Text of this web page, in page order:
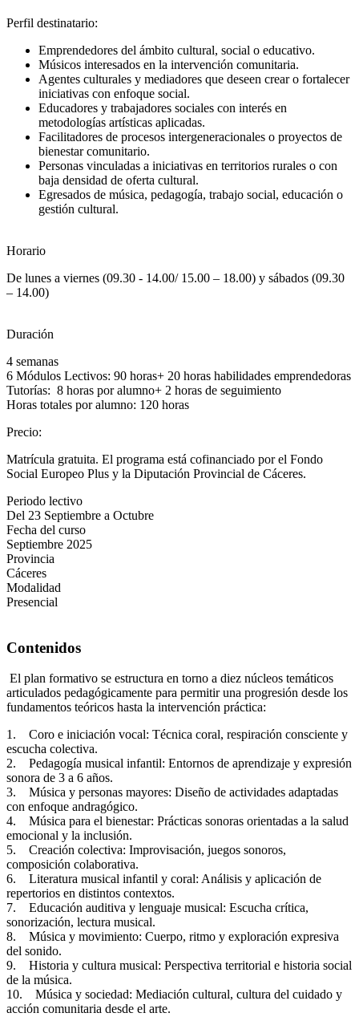
Perfil destinatario:
Emprendedores del ámbito cultural, social o educativo.
Músicos interesados en la intervención comunitaria.
Agentes culturales y mediadores que deseen crear o fortalecer
iniciativas con enfoque social.
Educadores y trabajadores sociales con interés en
metodologías artísticas aplicadas.
Facilitadores de procesos intergeneracionales o proyectos de
bienestar comunitario.
Personas vinculadas a iniciativas en territorios rurales o con
baja densidad de oferta cultural.
Egresados de música, pedagogía, trabajo social, educación o
gestión cultural.
Horario
De lunes a viernes (09.30 - 14.00/ 15.00 – 18.00) y sábados (09.30
– 14.00)
Duración
4 semanas
6 Módulos Lectivos: 90 horas+ 20 horas habilidades emprendedoras
Tutorías: 8 horas por alumno+ 2 horas de seguimiento
Horas totales por alumno: 120 horas
Precio:
Matrícula gratuita. El programa está cofinanciado por el Fondo
Social Europeo Plus y la Diputación Provincial de Cáceres.
Periodo lectivo
Del 23 Septiembre a Octubre
Fecha del curso
Septiembre 2025
Provincia
Cáceres
Modalidad
Presencial
Contenidos
El plan formativo se estructura en torno a diez núcleos temáticos
articulados pedagógicamente para permitir una progresión desde los
fundamentos teóricos hasta la intervención práctica:
1. Coro e iniciación vocal: Técnica coral, respiración consciente y
escucha colectiva.
2. Pedagogía musical infantil: Entornos de aprendizaje y expresión
sonora de 3 a 6 años.
3. Música y personas mayores: Diseño de actividades adaptadas
con enfoque andragógico.
4. Música para el bienestar: Prácticas sonoras orientadas a la salud
emocional y la inclusión.
5. Creación colectiva: Improvisación, juegos sonoros,
composición colaborativa.
6. Literatura musical infantil y coral: Análisis y aplicación de
repertorios en distintos contextos.
7. Educación auditiva y lenguaje musical: Escucha crítica,
sonorización, lectura musical.
8. Música y movimiento: Cuerpo, ritmo y exploración expresiva
del sonido.
9. Historia y cultura musical: Perspectiva territorial e historia social
de la música.
10. Música y sociedad: Mediación cultural, cultura del cuidado y
acción comunitaria desde el arte.